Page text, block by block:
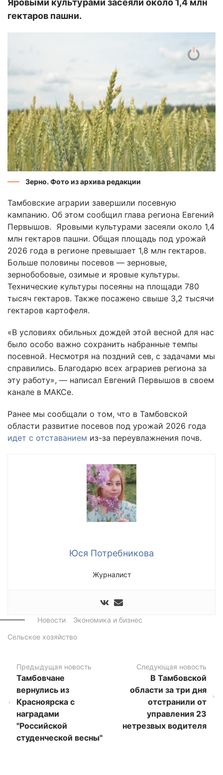
Яровыми культурами засеяли около 1,4 млн
гектаров пашни.
Зерно. Фото из архива редакции
Тамбовские аграрии завершили посевную
кампанию. Об этом сообщил глава региона Евгений
Первышов. Яровыми культурами засеяли около 1,4
млн гектаров пашни. Общая площадь под урожай
2026 года в регионе превышает 1,8 млн гектаров.
Больше половины посевов — зерновые,
зернобобовые, озимые и яровые культуры.
Технические культуры посеяны на площади 780
тысяч гектаров. Также посажено свыше 3,2 тысячи
гектаров картофеля.
«В условиях обильных дождей этой весной для нас
было особо важно сохранить набранные темпы
посевной. Несмотря на поздний сев, с задачами мы
справились. Благодарю всех аграриев региона за
эту работу», — написал Евгений Первышов в своем
канале в МАКСе.
Ранее мы сообщали о том, что в Тамбовской
области развитие посевов под урожай 2026 года
идет с отставанием из-за переувлажнения почв.
Юся Потребникова
Журналист
Новости
Экономика и бизнес
Сельское хозяйство
Предыдущая новость
Тамбовчане
вернулись из
Красноярска с
наградами
"Российской
студенческой весны"
Следующая новость
В Тамбовской
области за три дня
отстранили от
управления 23
нетрезвых водителя